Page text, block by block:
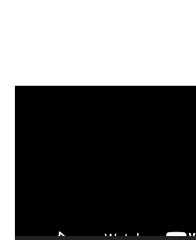
Reproductor